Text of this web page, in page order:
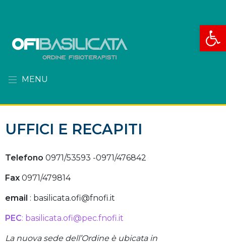
Apri
MENU
UFFICI E RECAPITI
Telefono 0971/53593 -0971/476842
Fax 0971/479814
email : basilicata.ofi@fnofi.it
PEC: basilicata.ofi@pec.fnofi.it
La nuova sede dell’Ordine è ubicata in